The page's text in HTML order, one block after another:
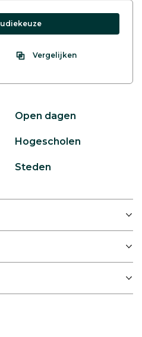
Vergelijken
Open dagen
Hogescholen
Steden